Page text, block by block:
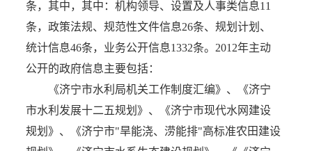
条，其中，其中：机构领导、设置及人事类信息11
条，政策法规、规范性文件信息26条、规划计划、
统计信息46条，业务公开信息1332条。2012年主动
公开的政府信息主要包括：
《济宁市水利局机关工作制度汇编》、《济宁
市水利发展十二五规划》、《济宁市现代水网建设
规划》、《济宁市"旱能浇、涝能排"高标准农田建设